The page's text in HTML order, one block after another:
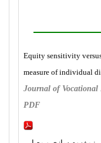
Equity sensitivity
measure of individual
Journal of Vocational
PDF